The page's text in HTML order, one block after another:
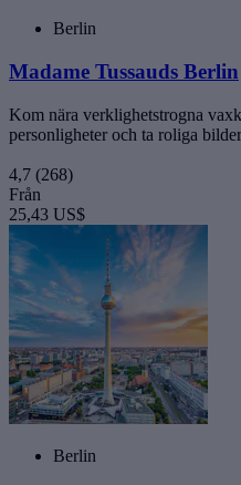
Berlin
Madame Tussauds Berlin
Kom nära verklighetstrogna
personligheter och ta roliga bilder
4,7 (268)
Från
25,43 US$
Berlin